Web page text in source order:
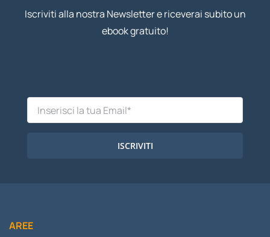
Iscriviti alla nostra Newsletter e riceverai subito un
ebook gratuito!
ISCRIVITI
AREE